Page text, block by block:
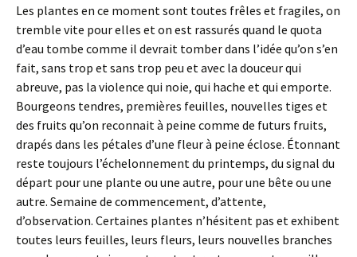
Les plantes en ce moment sont toutes frêles et fragiles, on
tremble vite pour elles et on est rassurés quand le quota
d’eau tombe comme il devrait tomber dans l’idée qu’on s’en
fait, sans trop et sans trop peu et avec la douceur qui
abreuve, pas la violence qui noie, qui hache et qui emporte.
Bourgeons tendres, premières feuilles, nouvelles tiges et
des fruits qu’on reconnait à peine comme de futurs fruits,
drapés dans les pétales d’une fleur à peine éclose. Étonnant
reste toujours l’échelonnement du printemps, du signal du
départ pour une plante ou une autre, pour une bête ou une
autre. Semaine de commencement, d’attente,
d’observation. Certaines plantes n’hésitent pas et exhibent
toutes leurs feuilles, leurs fleurs, leurs nouvelles branches